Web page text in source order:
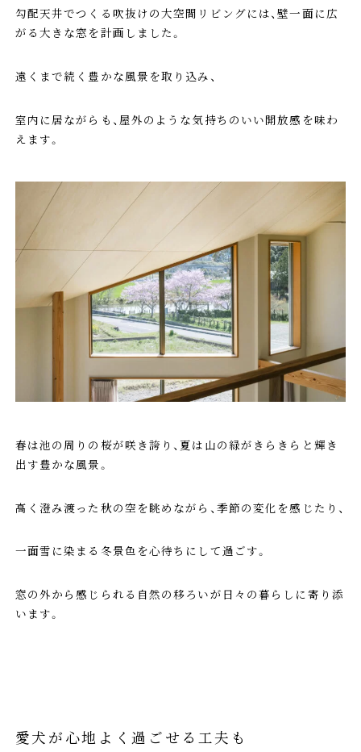
勾配天井でつくる吹抜けの大空間リビングには、壁一面に広
がる大きな窓を計画しました。
遠くまで続く豊かな風景を取り込み、
室内に居ながらも、屋外のような気持ちのいい開放感を味わ
えます。
春は池の周りの桜が咲き誇り、夏は山の緑がきらきらと輝き
出す豊かな風景。
高く澄み渡った秋の空を眺めながら、季節の変化を感じたり、
一面雪に染まる冬景色を心待ちにして過ごす。
窓の外から感じられる自然の移ろいが日々の暮らしに寄り添
います。
愛犬が心地よく過ごせる工夫も